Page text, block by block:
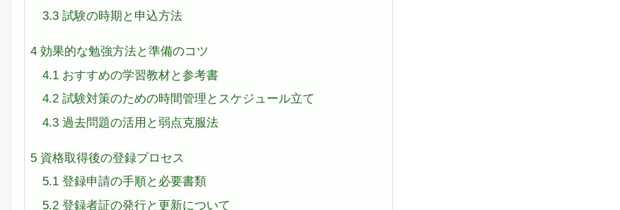
3.3試験の時期と申込方法
4効果的な勉強方法と準備のコツ
4.1おすすめの学習教材と参考書
4.2試験対策のための時間管理とスケジュール立て
4.3過去問題の活用と弱点克服法
5資格取得後の登録プロセス
5.1登録申請の手順と必要書類
5.2登録者証の発行と更新について